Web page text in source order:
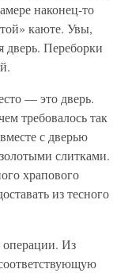
наконец-то
каюте. Увы,
дверь. Переборки
— это дверь.
требовалось так
с дверью
слитками.
храпового
из тесного
операции. Из